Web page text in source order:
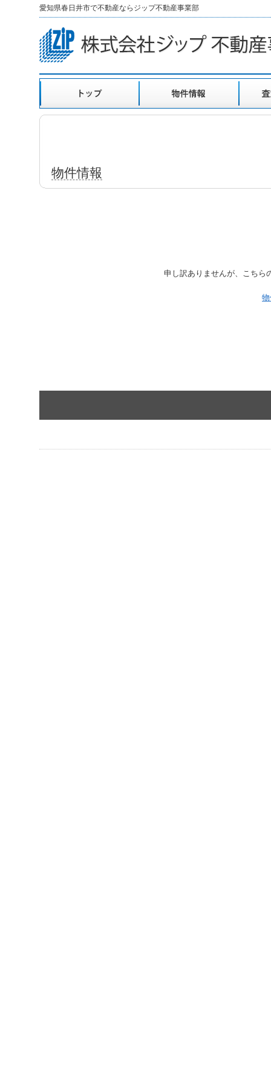
愛知県春日井市で不動産ならジップ不動産事業部
物件情報
申し訳ありませんが、こちら